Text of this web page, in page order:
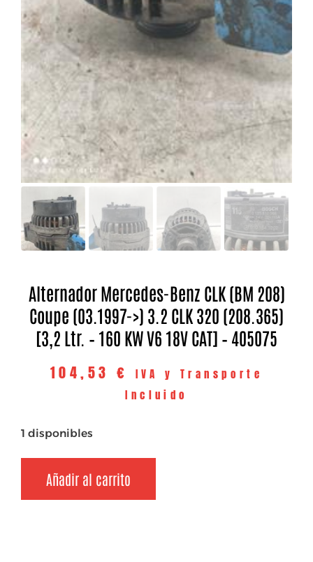
Alternador Mercedes-Benz CLK (BM 208)
Coupe (03.1997->) 3.2 CLK 320 (208.365)
[3,2 Ltr. – 160 KW V6 18V CAT] – 405075
104,53 €
IVA y Transporte
Incluido
1 disponibles
Añadir al carrito